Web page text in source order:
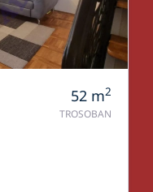
52 m2
TROSOBAN